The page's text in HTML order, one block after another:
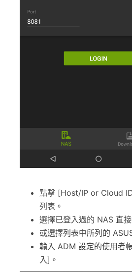
點擊 [Host/IP or Cloud
列表。
選擇已登入過的 NAS 直接
或選擇列表中所列的
輸入 ADM 設定的使用者
入]。